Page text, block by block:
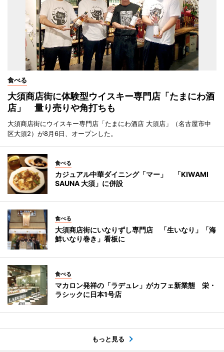
食べる
大須商店街に体験型ウイスキー専門店「たまにわ酒
店」 量り売りや角打ちも
大須商店街にウイスキー専門店「たまにわ酒店 大須店」（名古屋市中
区大須2）が8月6日、オープンした。
食べる
カジュアル中華ダイニング「マー」 「KIWAMI
SAUNA 大須」に併設
食べる
大須商店街にいなりずし専門店 「生いなり」「海
鮮いなり巻き」看板に
食べる
マカロン発祥の「ラデュレ」がカフェ新業態 栄・
ラシックに日本1号店
もっと見る